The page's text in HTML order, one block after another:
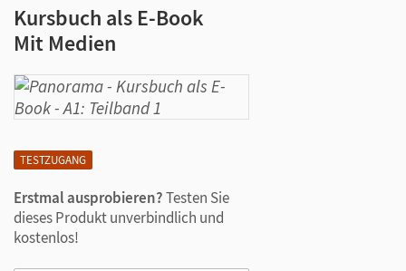
TESTZUGANG
Erstmal ausprobieren?Testen Sie
dieses Produkt unverbindlich und
kostenlos!
Kursbuch als E-Book
Mit Medien